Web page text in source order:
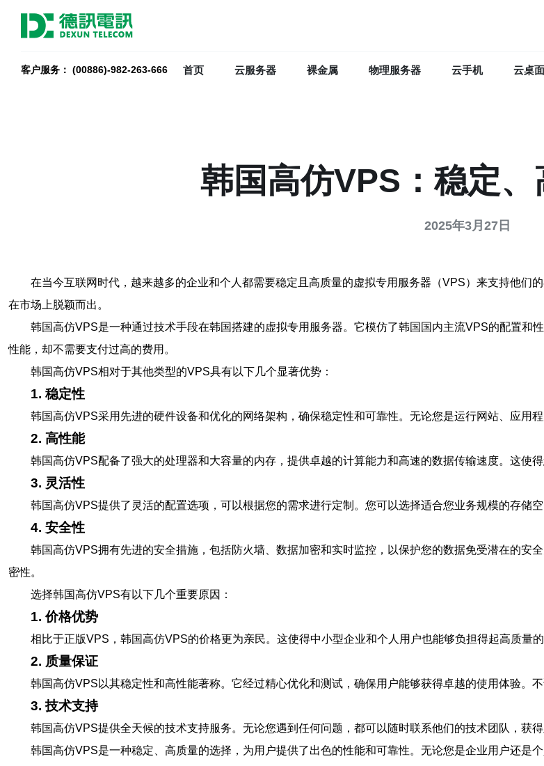
客户服务： (00886)-982-263-666 首页 云服务器 裸金属 物理服务器 云手机 云桌面
韩国高仿VPS：稳定
2025年3月27日
在当今互联网时代，越来越多的企业和个人都需要稳定且高质量的虚拟专用服务器（VPS）来支持他们
在市场上脱颖而出。
韩国高仿VPS是一种通过技术手段在韩国搭建的虚拟专用服务器。它模仿了韩国国内主流VPS的配置和
性能，却不需要支付过高的费用。
韩国高仿VPS相对于其他类型的VPS具有以下几个显著优势：
1. 稳定性
韩国高仿VPS采用先进的硬件设备和优化的网络架构，确保稳定性和可靠性。无论您是运行网站、应用
2. 高性能
韩国高仿VPS配备了强大的处理器和大容量的内存，提供卓越的计算能力和高速的数据传输速度。这使
3. 灵活性
韩国高仿VPS提供了灵活的配置选项，可以根据您的需求进行定制。您可以选择适合您业务规模的存储
4. 安全性
韩国高仿VPS拥有先进的安全措施，包括防火墙、数据加密和实时监控，以保护您的数据免受潜在的安
密性。
选择韩国高仿VPS有以下几个重要原因：
1. 价格优势
相比于正版VPS，韩国高仿VPS的价格更为亲民。这使得中小型企业和个人用户也能够负担得起高质量
2. 质量保证
韩国高仿VPS以其稳定性和高性能著称。它经过精心优化和测试，确保用户能够获得卓越的使用体验。
3. 技术支持
韩国高仿VPS提供全天候的技术支持服务。无论您遇到任何问题，都可以随时联系他们的技术团队，获
韩国高仿VPS是一种稳定、高质量的选择，为用户提供了出色的性能和可靠性。无论您是企业用户还是